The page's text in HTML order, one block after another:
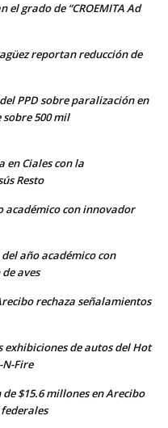
el grado de “CROEMITA Ad
reportan reducción de
PPD sobre paralización en
500 mil
en Ciales con la
Resto
académico con innovador
año académico con
aves
rechaza señalamientos
exhibiciones de autos del Hot
Fire
$15.6 millones en Arecibo